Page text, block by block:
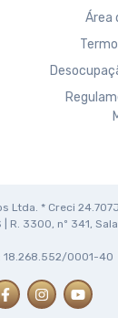
Área
Ltda. * Creci
R. 3300, nº 341,
18.268.552/0001-40